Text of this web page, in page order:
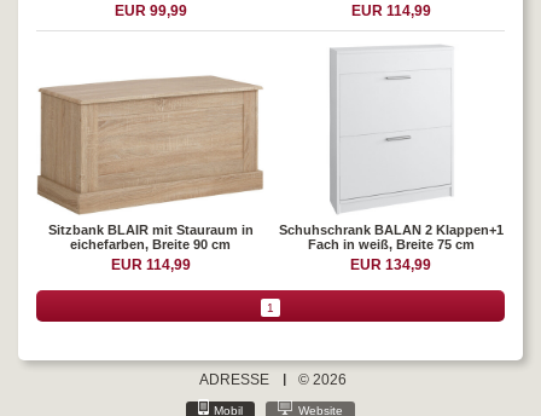
EUR 99,99 EUR 114,99
Sitzbank BLAIR mit Stauraum in
eichefarben, Breite 90 cm
EUR 114,99
Schuhschrank BALAN 2 Klappen+1
Fach in weiß, Breite 75 cm
EUR 134,99
1
ADRESSE © 2026
Mobil Website